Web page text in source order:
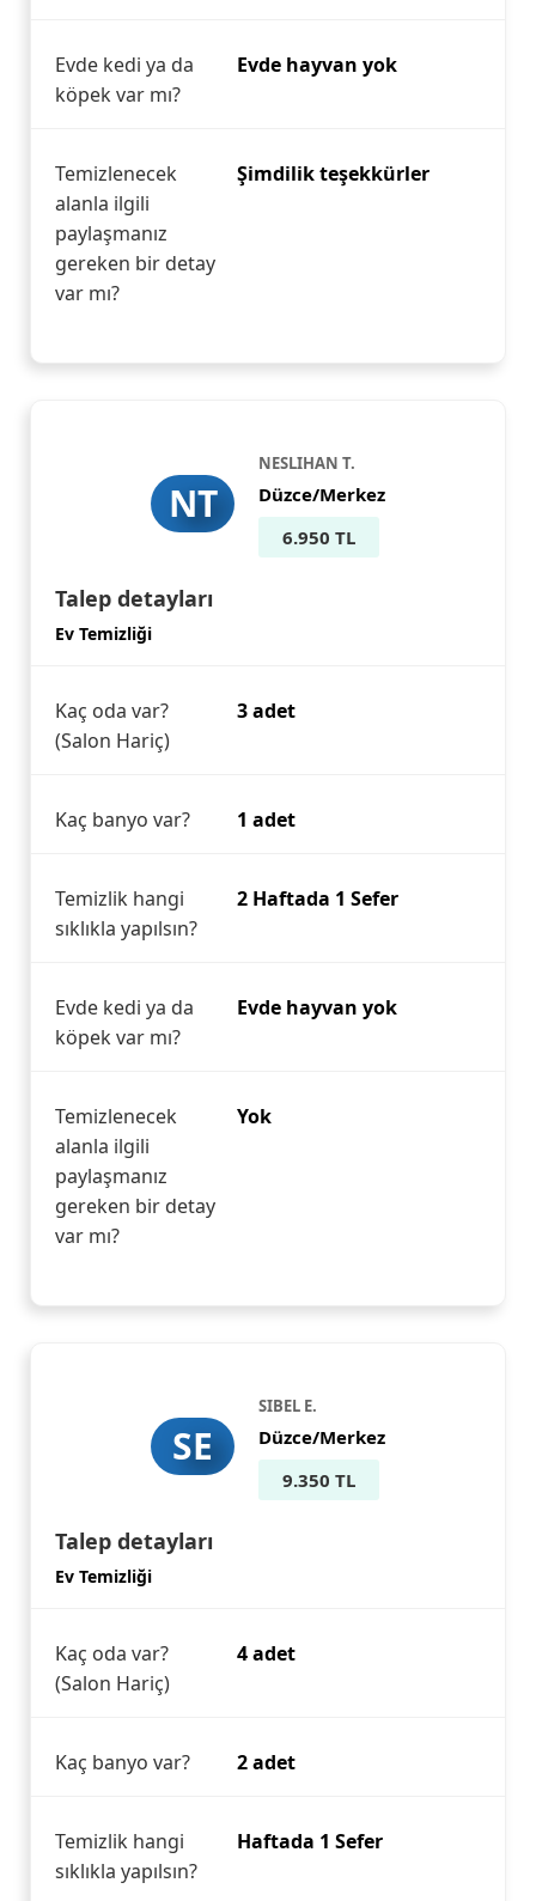
Evde kedi ya da
köpek var mı?
Evde hayvan yok
Temizlenecek
alanla ilgili
paylaşmanız
gereken bir detay
var mı?
Şimdilik teşekkürler
NT
NESLIHAN T.
Düzce/Merkez
6.950 TL
Talep detayları
Ev Temizliği
Kaç oda var?
(Salon Hariç)
3 adet
Kaç banyo var? 1 adet
Temizlik hangi
sıklıkla yapılsın?
2 Haftada 1 Sefer
Evde kedi ya da
köpek var mı?
Evde hayvan yok
Temizlenecek
alanla ilgili
paylaşmanız
gereken bir detay
var mı?
Yok
SE
SIBEL E.
Düzce/Merkez
9.350 TL
Talep detayları
Ev Temizliği
Kaç oda var?
(Salon Hariç)
4 adet
Kaç banyo var? 2 adet
Temizlik hangi
sıklıkla yapılsın?
Haftada 1 Sefer